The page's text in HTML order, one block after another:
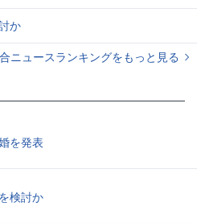
か
ニュースランキングをもっと見る
を発表
検討か